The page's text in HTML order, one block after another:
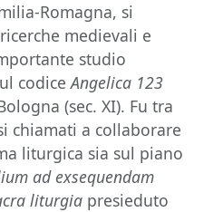
Romagna, si
medievali e
studio
codiceAngelica 123
(sec. XI). Fu tra
chiamati a collaborare
liturgica sia sul piano
ad exsequendam
liturgia presieduto